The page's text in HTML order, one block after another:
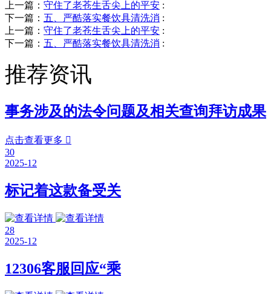
上一篇： 守住了老苍生舌尖上的平安 :
下一篇： 五、严酷落实餐饮具清洗消 :
上一篇： 守住了老苍生舌尖上的平安 :
下一篇： 五、严酷落实餐饮具清洗消 :
推荐资讯
事务涉及的法令问题及相关查询拜访成果
点击查看更多 
30
2025-12
标记着这款备受关
28
2025-12
12306客服回应“乘